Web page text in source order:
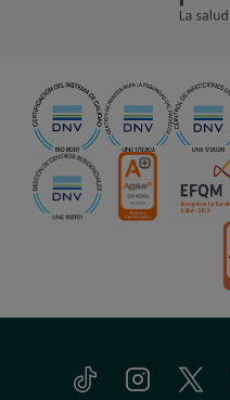
Tiktok InstagramTwitter